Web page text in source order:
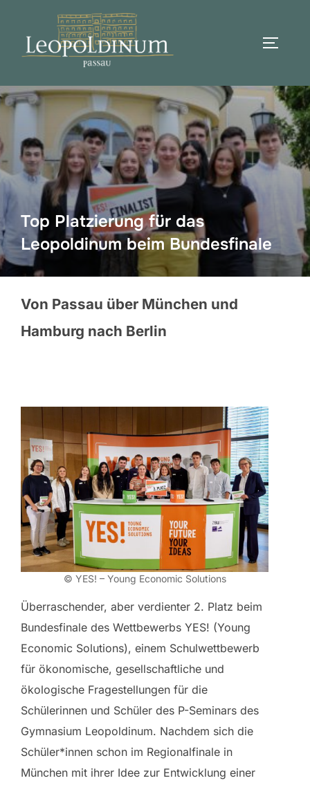
springen
Suchen
Top Platzierung für das
Leopoldinum beim Bundesfinale
Von Passau über München und
Hamburg nach Berlin
© YES! – Young Economic Solutions
Überraschender, aber verdienter 2. Platz beim
Bundesfinale des Wettbewerbs YES! (Young
Economic Solutions), einem Schulwettbewerb
für ökonomische, gesellschaftliche und
ökologische Fragestellungen für die
Schülerinnen und Schüler des P-Seminars des
Gymnasium Leopoldinum. Nachdem sich die
Schüler*innen schon im Regionalfinale in
München mit ihrer Idee zur Entwicklung einer